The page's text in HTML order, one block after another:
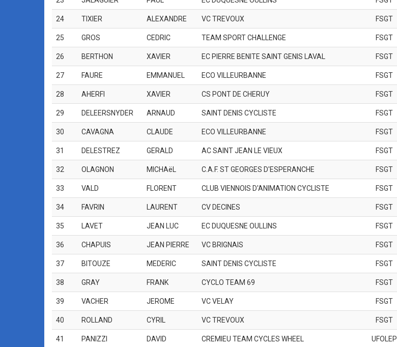
24 TIXIER ALEXANDRE VC TREVOUX FSGT
25 GROS CEDRIC TEAM SPORT CHALLENGE FSGT
26 BERTHON XAVIER EC PIERRE BENITE SAINT GENIS LAVAL FSGT
27 FAURE EMMANUEL ECO VILLEURBANNE FSGT
28 AHERFI XAVIER CS PONT DE CHERUY FSGT
29 DELEERSNYDER ARNAUD SAINT DENIS CYCLISTE FSGT
30 CAVAGNA CLAUDE ECO VILLEURBANNE FSGT
31 DELESTREZ GERALD AC SAINT JEAN LE VIEUX FSGT
32 OLAGNON MICHAëL C.A.F. ST GEORGES D'ESPERANCHE FSGT
33 VALD FLORENT CLUB VIENNOIS D'ANIMATION CYCLISTE FSGT
34 FAVRIN LAURENT CV DECINES FSGT
35 LAVET JEAN LUC EC DUQUESNE OULLINS FSGT
36 CHAPUIS JEAN PIERRE VC BRIGNAIS FSGT
37 BITOUZE MEDERIC SAINT DENIS CYCLISTE FSGT
38 GRAY FRANK CYCLO TEAM 69 FSGT
39 VACHER JEROME VC VELAY FSGT
40 ROLLAND CYRIL VC TREVOUX FSGT
41 PANIZZI DAVID CREMIEU TEAM CYCLES WHEEL UFOLEP